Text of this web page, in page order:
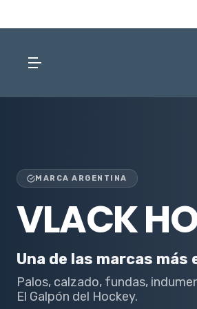
MARCA ARGENTINA
VLACK
Una de las marcas más
Palos, calzado, fundas,
El Galpón del Hockey.